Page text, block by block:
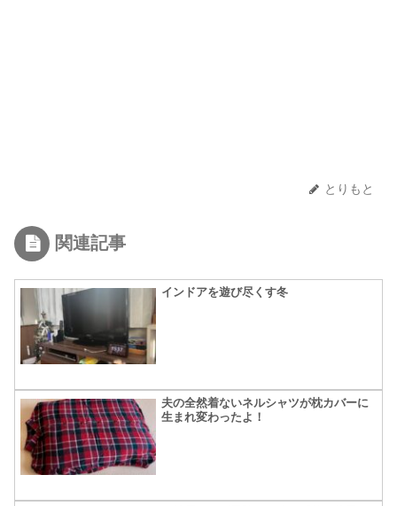
とりもと
関連記事
インドアを遊び尽くす冬
夫の全然着ないネルシャツが枕カバーに
生まれ変わったよ！